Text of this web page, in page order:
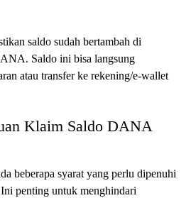
saldo sudah bertambah di
Saldo ini bisa langsung
atau transfer ke rekening/e-wallet
Klaim Saldo DANA
beberapa syarat yang perlu dipenuhi
penting untuk menghindari